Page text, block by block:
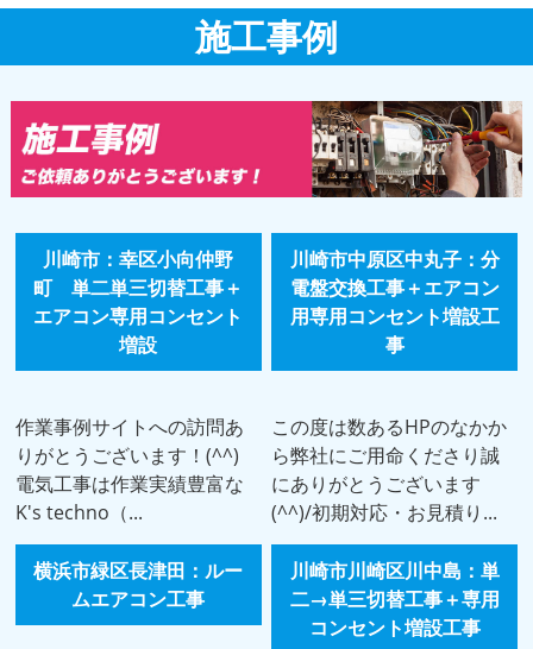
施工事例
川崎市：幸区小向仲野
町 単二単三切替工事＋
エアコン専用コンセント
増設
作業事例サイトへの訪問あ
りがとうございます！(^^)
電気工事は作業実績豊富な
K's techno（...
川崎市中原区中丸子：分
電盤交換工事＋エアコン
用専用コンセント増設工
事
この度は数あるHPのなかか
ら弊社にご用命くださり誠
にありがとうございます
(^^)/初期対応・お見積り...
横浜市緑区長津田：ルー
ムエアコン工事
川崎市川崎区川中島：単
二→単三切替工事＋専用
コンセント増設工事